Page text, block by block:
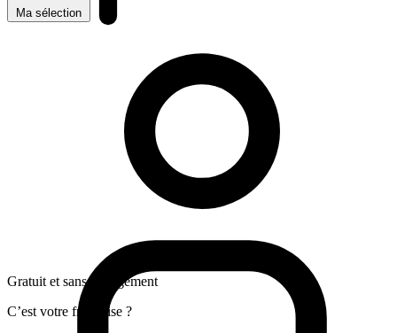
Ma sélection
Gratuit et sans engagement
C’est votre franchise ?